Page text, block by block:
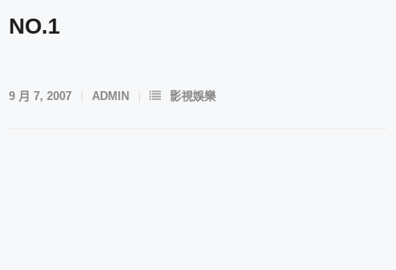
NO.1
9 月 7, 2007 ADMIN 影視娛樂